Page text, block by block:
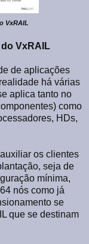
VxRAIL
VxRAIL
de aplicações
há várias
aplica tanto no
como
HDs,
os clientes
seja de
mínima,
nós como já
se
que se destinam